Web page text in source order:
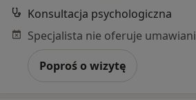
Konsultacja psychologiczna
Poproś o wizytę